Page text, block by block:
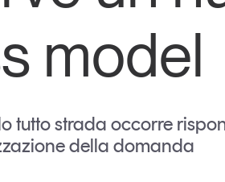
Newsletter
model
tutto strada occorre
della domanda